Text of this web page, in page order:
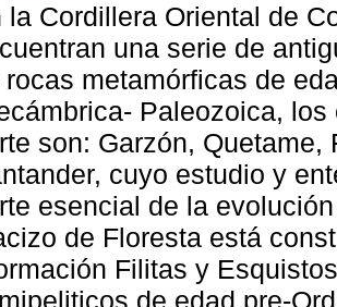
la Cordillera Oriental de
una serie de
rocas metamórficas de
Paleozoica,
son: Garzón, Quetame,
cuyo estudio y
esencial de la
de Floresta está
Filitas y
de edad pre-